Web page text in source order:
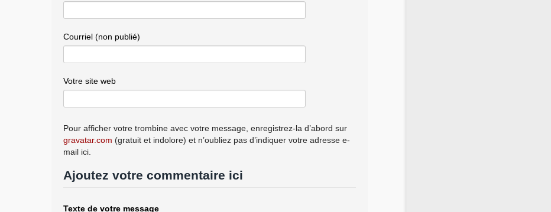
Courriel (non publié)
Votre site web
Pour afficher votre trombine avec votre message, enregistrez-la d’abord sur
gravatar.com (gratuit et indolore) et n’oubliez pas d’indiquer votre adresse e-
mail ici.
Ajoutez votre commentaire ici
Texte de votre message